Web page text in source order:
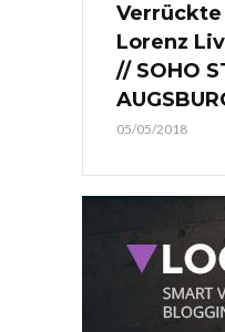
Verrückte
Lorenz
// SOHO
05/05/2018